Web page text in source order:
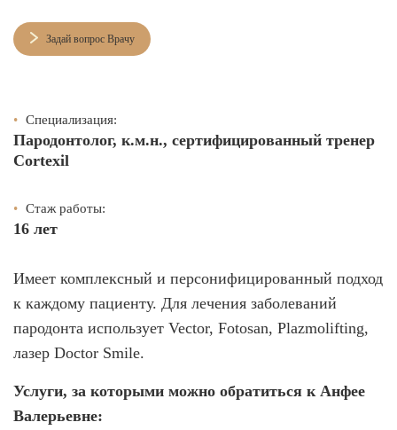
Задай вопрос Врачу
• Специализация:
Пародонтолог, к.м.н., сертифицированный тренер
Cortexil
• Стаж работы:
16 лет
Имеет комплексный и персонифицированный подход
к каждому пациенту. Для лечения заболеваний
пародонта использует Vector, Fotosan, Plazmolifting,
лазер Doctor Smile.
Услуги, за которыми можно обратиться к Анфее
Валерьевне: